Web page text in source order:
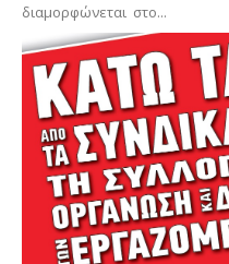
διαμορφώνεται στο...